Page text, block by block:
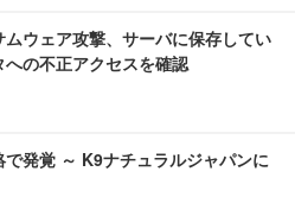
ウェア攻撃、サーバに保存してい
の不正アクセスを確認
発覚 ～ K9ナチュラルジャパンに